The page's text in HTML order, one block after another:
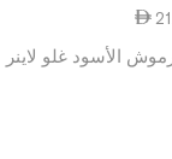
الأسود غلو لاينر